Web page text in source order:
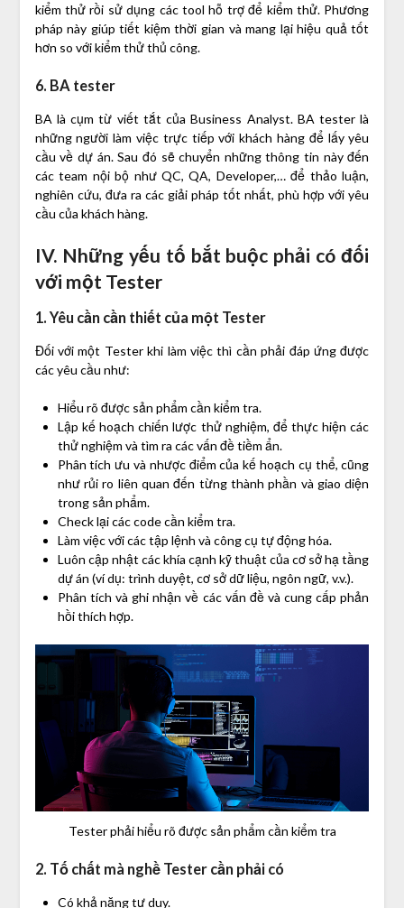
kiểm thử rồi sử dụng các tool hỗ trợ để kiểm thử. Phương
pháp này giúp tiết kiệm thời gian và mang lại hiệu quả tốt
hơn so với kiểm thử thủ công.
6. BA tester
BA là cụm từ viết tắt của Business Analyst. BA tester là
những người làm việc trực tiếp với khách hàng để lấy yêu
cầu về dự án. Sau đó sẽ chuyển những thông tin này đến
các team nội bộ như QC, QA, Developer,… để thảo luận,
nghiên cứu, đưa ra các giải pháp tốt nhất, phù hợp với yêu
cầu của khách hàng.
IV. Những yếu tố bắt buộc phải có đối
với một Tester
1. Yêu cần cần thiết của một Tester
Đối với một Tester khi làm việc thì cần phải đáp ứng được
các yêu cầu như:
Hiểu rõ được sản phẩm cần kiểm tra.
Lập kế hoạch chiến lược thử nghiệm, để thực hiện các
thử nghiệm và tìm ra các vấn đề tiềm ẩn.
Phân tích ưu và nhược điểm của kế hoạch cụ thể, cũng
như rủi ro liên quan đến từng thành phần và giao diện
trong sản phẩm.
Check lại các code cần kiểm tra.
Làm việc với các tập lệnh và công cụ tự động hóa.
Luôn cập nhật các khía cạnh kỹ thuật của cơ sở hạ tầng
dự án (ví dụ: trình duyệt, cơ sở dữ liệu, ngôn ngữ, v.v.).
Phân tích và ghi nhận về các vấn đề và cung cấp phản
hồi thích hợp.
Tester phải hiểu rõ được sản phẩm cần kiểm tra
2. Tố chất mà nghề Tester cần phải có
Có khả năng tư duy.